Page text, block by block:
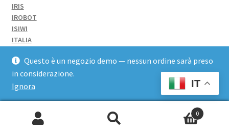
Questo è un negozio demo — nessun ordine sarà preso
in considerazione.
Ignora
IRIS
IROBOT
ISIWI
ITALIA
ITB SOLUTION
ITB SOLUTIONS
ITEK
0
IT